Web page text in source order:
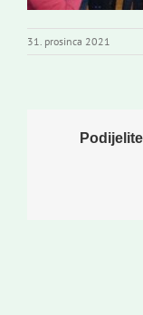
31. prosinca 2021